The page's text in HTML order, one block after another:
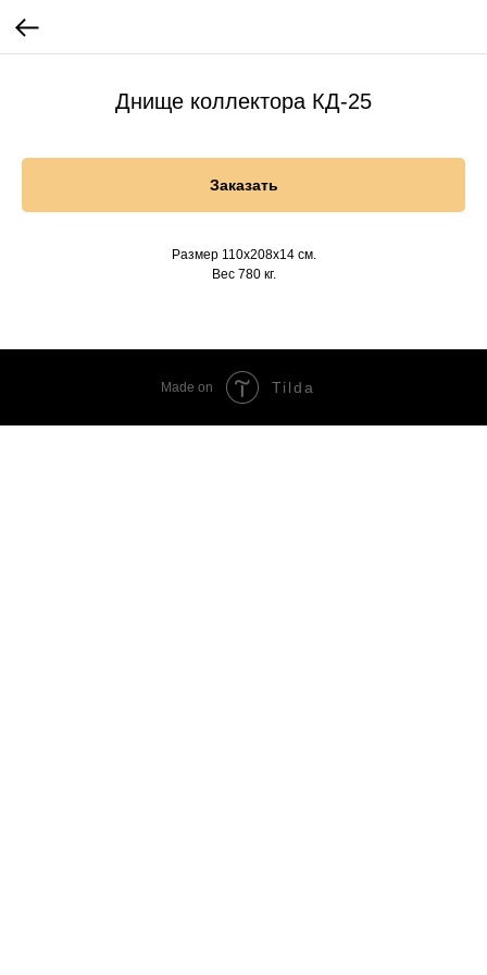
Днище коллектора КД-25
Заказать
Размер 110х208х14 см.
Вес 780 кг.
Made on Tilda